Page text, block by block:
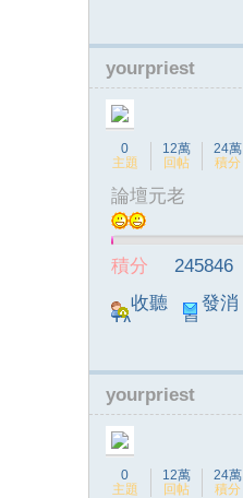
yourpriest
0
主題
12萬
回帖
24萬
積分
論壇元老
積分
245846
收聽
TA
發消
息
yourpriest
0
主題
12萬
回帖
24萬
積分